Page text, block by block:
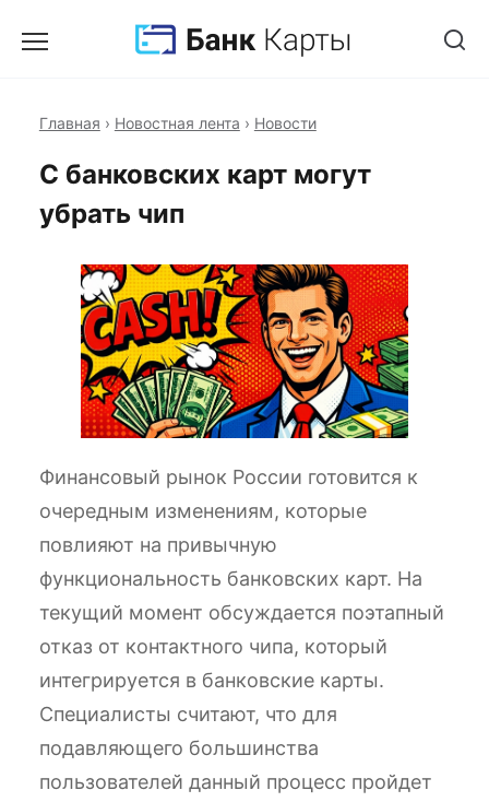
Главная › Новостная лента › Новости
С банковских карт могут
убрать чип
Финансовый рынок России готовится к
очередным изменениям, которые
повлияют на привычную
функциональность банковских карт. На
текущий момент обсуждается поэтапный
отказ от контактного чипа, который
интегрируется в банковские карты.
Специалисты считают, что для
подавляющего большинства
пользователей данный процесс пройдет